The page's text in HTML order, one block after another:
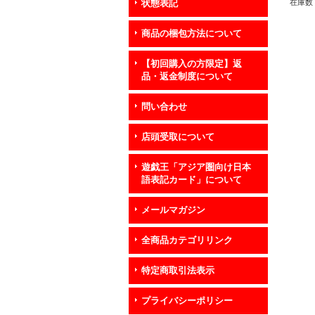
状態表記
商品の梱包方法について
【初回購入の方限定】返
品・返金制度について
問い合わせ
店頭受取について
遊戯王「アジア圏向け日本
語表記カード」について
メールマガジン
全商品カテゴリリンク
特定商取引法表示
プライバシーポリシー
在庫数